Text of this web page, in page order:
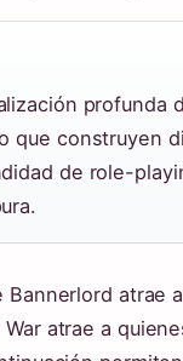
profunda
que construyen
de role-
atrae
atrae a